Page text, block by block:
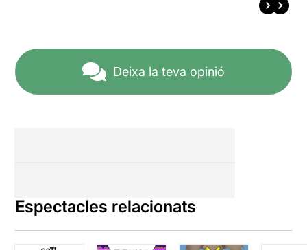
Deixa la teva opinió
Espectacles relacionats